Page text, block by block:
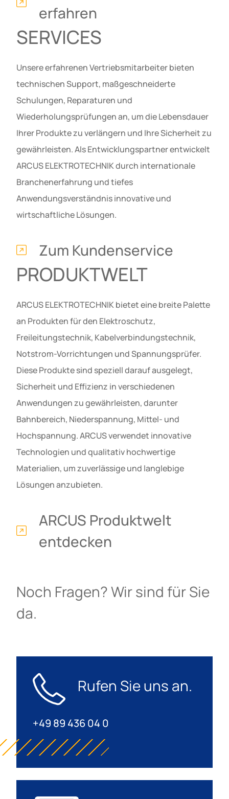
erfahren
SERVICES
Unsere erfahrenen Vertriebsmitarbeiter bieten
technischen Support, maßgeschneiderte
Schulungen, Reparaturen und
Wiederholungsprüfungen an, um die Lebensdauer
Ihrer Produkte zu verlängern und Ihre Sicherheit zu
gewährleisten. Als Entwicklungspartner entwickelt
ARCUS ELEKTROTECHNIK durch internationale
Branchenerfahrung und tiefes
Anwendungsverständnis innovative und
wirtschaftliche Lösungen.
Zum Kundenservice
PRODUKTWELT
ARCUS ELEKTROTECHNIK bietet eine breite Palette
an Produkten für den Elektroschutz,
Freileitungstechnik, Kabelverbindungstechnik,
Notstrom-Vorrichtungen und Spannungsprüfer.
Diese Produkte sind speziell darauf ausgelegt,
Sicherheit und Effizienz in verschiedenen
Anwendungen zu gewährleisten, darunter
Bahnbereich, Niederspannung, Mittel- und
Hochspannung. ARCUS verwendet innovative
Technologien und qualitativ hochwertige
Materialien, um zuverlässige und langlebige
Lösungen anzubieten.
ARCUS Produktwelt
entdecken
Noch Fragen? Wir sind für Sie
da.
Rufen Sie uns an.
+49 89 436 04 0